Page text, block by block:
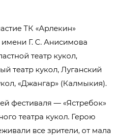
ТК «Арлекин»
Г. С. Анисимова
театр кукол,
театр кукол, Луганский
«Джангар» (Калмыкия).
фестиваля — «Ястребок»
театра кукол. Герою
все зрители, от мала